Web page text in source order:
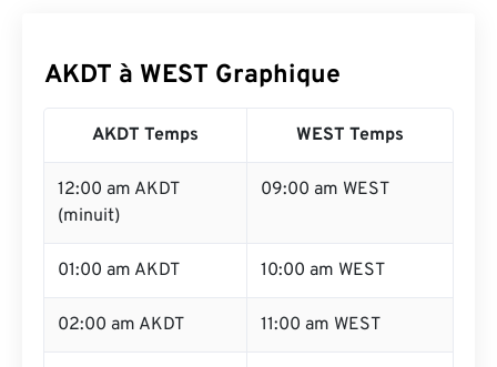
AKDT à WEST Graphique
AKDT Temps WEST Temps
12:00 am AKDT
(minuit)
09:00 am WEST
01:00 am AKDT 10:00 am WEST
02:00 am AKDT 11:00 am WEST